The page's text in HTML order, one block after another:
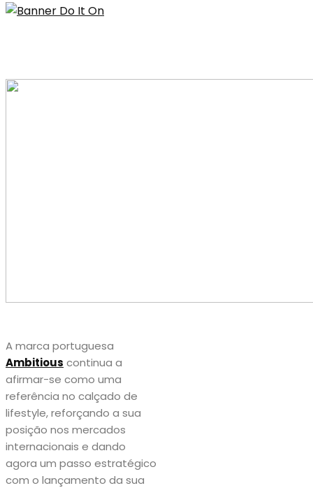
A marca portuguesa
Ambitious continua a
afirmar-se como uma
referência no calçado de
lifestyle, reforçando a sua
posição nos mercados
internacionais e dando
agora um passo estratégico
com o lançamento da sua